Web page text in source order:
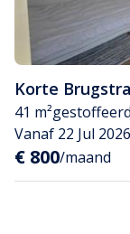
Korte
41 m²gestoffeerd
Vanaf 22 Jul 2026
€ 800/maand